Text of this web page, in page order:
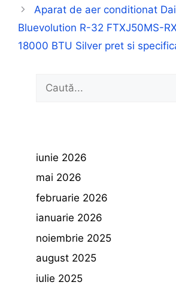
Aparat de aer conditionat
Bluevolution R-32 FTXJ50MS-
18000 BTU Silver pret si
după:
iunie 2026
mai 2026
februarie 2026
ianuarie 2026
noiembrie 2025
august 2025
iulie 2025